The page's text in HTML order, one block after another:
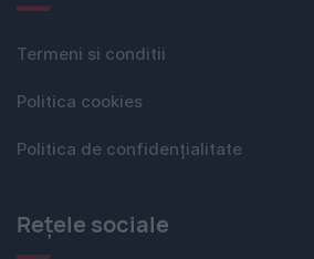
Termeni si conditii
Politica cookies
Politica de confidențialitate
Rețele sociale